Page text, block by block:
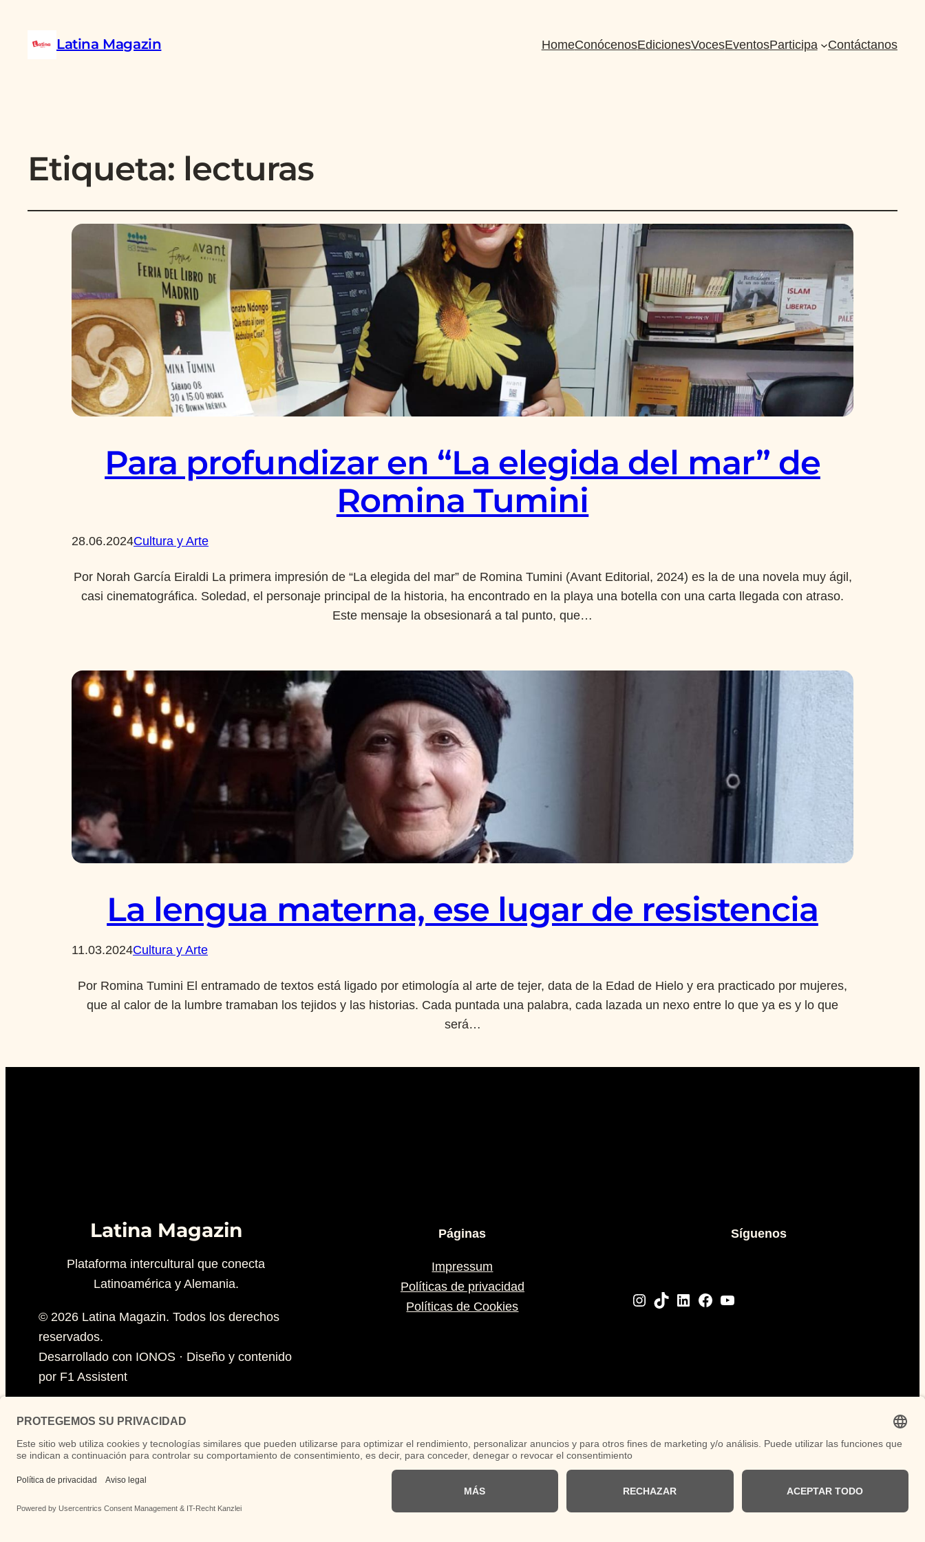
Latina Magazin HomeConócenosEdicionesVocesEventosParticipa Contáctanos
Etiqueta: lecturas
Para profundizar en “La elegida del mar” de
Romina Tumini
28.06.2024Cultura y Arte
Por Norah García Eiraldi La primera impresión de “La elegida del mar” de Romina Tumini (Avant Editorial, 2024) es la de una novela muy ágil,
casi cinematográfica. Soledad, el personaje principal de la historia, ha encontrado en la playa una botella con una carta llegada con atraso.
Este mensaje la obsesionará a tal punto, que…
La lengua materna, ese lugar de resistencia
11.03.2024Cultura y Arte
Por Romina Tumini El entramado de textos está ligado por etimología al arte de tejer, data de la Edad de Hielo y era practicado por mujeres,
que al calor de la lumbre tramaban los tejidos y las historias. Cada puntada una palabra, cada lazada un nexo entre lo que ya es y lo que
será…
Latina Magazin
Plataforma intercultural que conecta
Latinoamérica y Alemania.
© 2026 Latina Magazin. Todos los derechos
reservados.
Desarrollado con IONOS · Diseño y contenido
por F1 Assistent
opinión son responsabilidad exclusiva de sus
autores y no representan necesariamente la
Páginas
Impressum
Políticas de privacidad
Políticas de Cookies
Síguenos
Instagram TikTok LinkedIn Facebook YouTube
Spanish
German